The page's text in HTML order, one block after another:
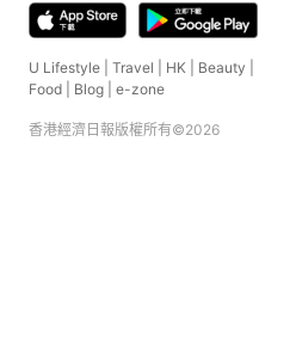
U Lifestyle Travel HK Beauty
Food
Blog e-zone
香港經濟日報版權所有©2026